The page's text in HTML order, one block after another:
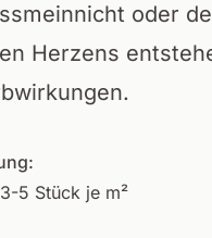
oder
Herzens
5 Stück je m²